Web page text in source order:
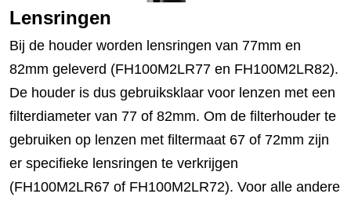
Lensringen
Bij de houder worden lensringen van 77mm en
82mm geleverd (FH100M2LR77 en FH100M2LR82).
De houder is dus gebruiksklaar voor lenzen met een
filterdiameter van 77 of 82mm. Om de filterhouder te
gebruiken op lenzen met filtermaat 67 of 72mm zijn
er specifieke lensringen te verkrijgen
(FH100M2LR67 of FH100M2LR72). Voor alle andere